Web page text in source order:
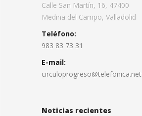
Calle San Martín, 16, 47400
Medina del Campo, Valladolid
Teléfono:
983 83 73 31
E-mail:
circuloprogreso@telefonica.net
Noticias recientes